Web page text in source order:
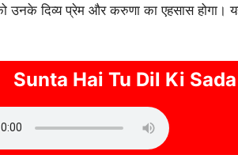
उनके दिव्य प्रेम और करुणा का एहसास
Sunta Hai Tu Dil Ki